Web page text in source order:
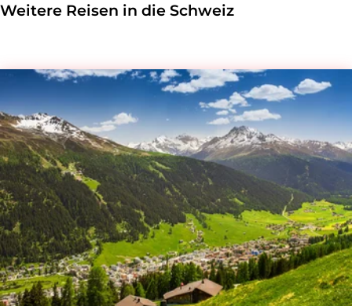
Weitere Reisen in die Schweiz